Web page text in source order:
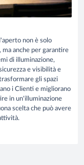
non è solo
ma anche per garantire
di illuminazione,
e visibilità e
gli spazi
i Clienti e migliorano
in un'illuminazione
scelta che può avere